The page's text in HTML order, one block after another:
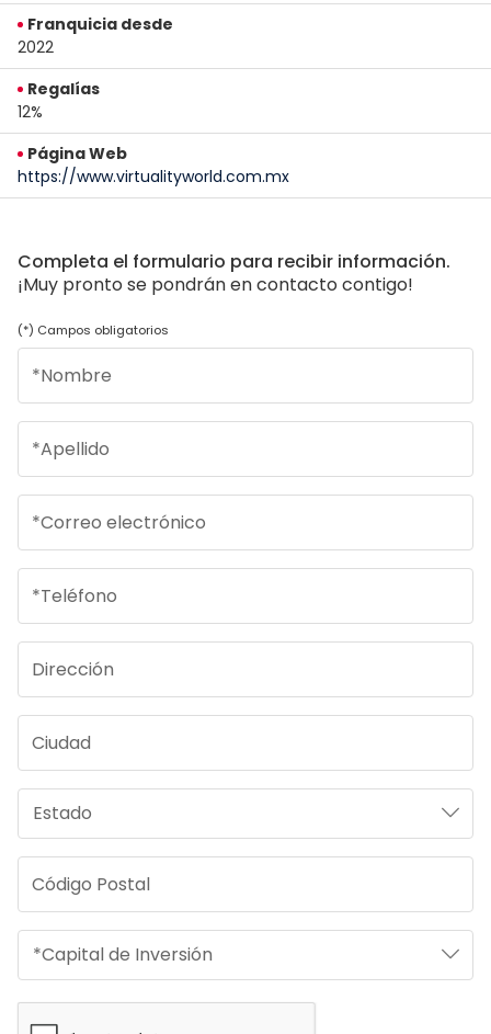
Franquicia desde
2022
Regalías
12%
Página Web
https://www.virtualityworld.com.mx
Completa el formulario para recibir información.
¡Muy pronto se pondrán en contacto contigo!
(*) Campos obligatorios